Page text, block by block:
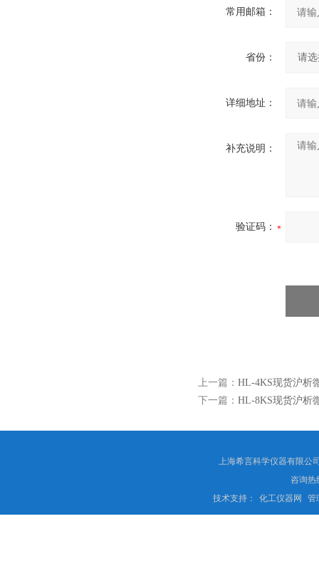
常用邮箱：
省份：
详细地址：
补充说明：
验证码：
上一篇： HL-4KS现货沪析
下一篇： HL-8KS现货沪析
上海希言科学仪器有限公
咨询热
技术支持：
化工仪器网 管